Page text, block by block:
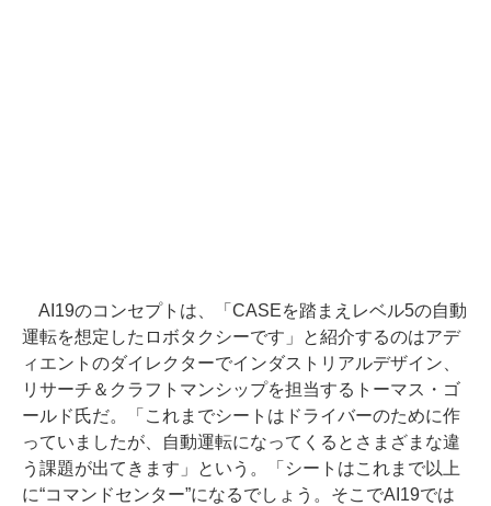
AI19のコンセプトは、「CASEを踏まえレベル5の自動
運転を想定したロボタクシーです」と紹介するのはアデ
ィエントのダイレクターでインダストリアルデザイン、
リサーチ＆クラフトマンシップを担当するトーマス・ゴ
ールド氏だ。「これまでシートはドライバーのために作
っていましたが、自動運転になってくるとさまざまな違
う課題が出てきます」という。「シートはこれまで以上
に“コマンドセンター”になるでしょう。そこでAI19では